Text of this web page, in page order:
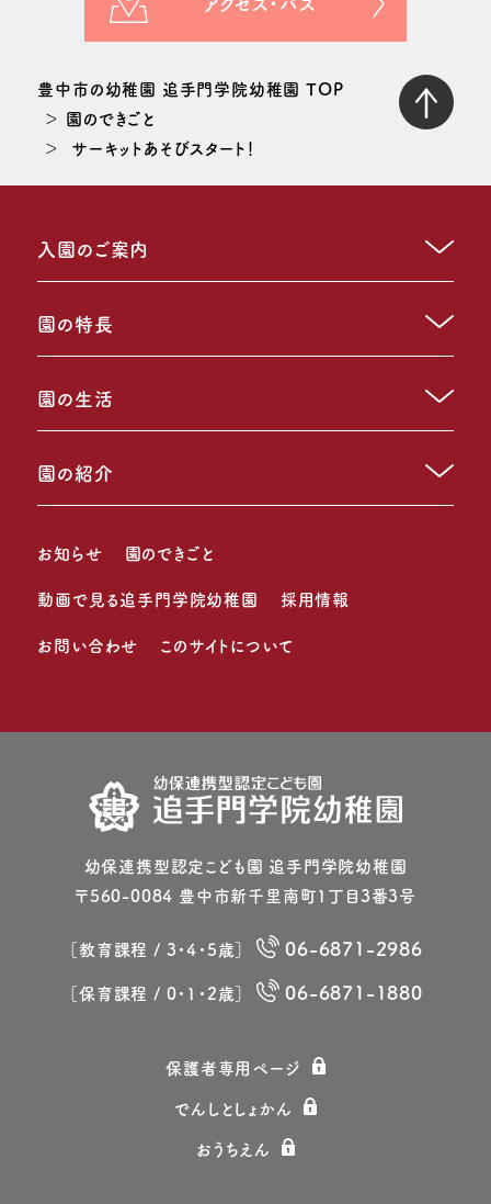
豊中市の幼稚園 追手門学院幼稚園 TOP
園のできごと
サーキットあそびスタート！
入園のご案内
園の特長
園の生活
園の紹介
お知らせ 園のできごと
動画で見る追手門学院幼稚園 採用情報
お問い合わせ このサイトについて
幼保連携型認定こども園 追⼿⾨学院幼稚園
〒560-0084 豊中市新千⾥南町1丁⽬3番3号
［教育課程 / 3・4・5歳］ 06-6871-2986
［保育課程 / 0・1・2歳］ 06-6871-1880
保護者専⽤ページ
でんしとしょかん
おうちえん